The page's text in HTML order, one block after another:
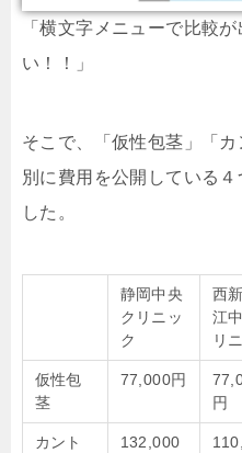
「横文字メニューで比較
い！！」
そこで、「仮性包茎」「カ
別に費用を公開している
した。
静岡中央
クリニッ
ク
西
江
リ
仮性包
茎
77,000円
円
カント
132,000